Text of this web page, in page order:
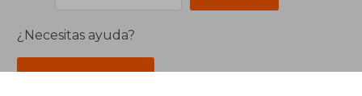
¿Necesitas ayuda?